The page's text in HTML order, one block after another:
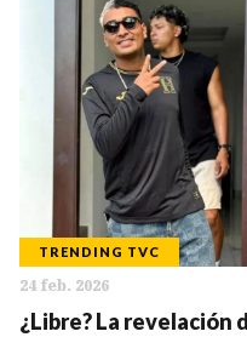
TRENDING TVC
24 feb. 2026
¿Libre? La revelación